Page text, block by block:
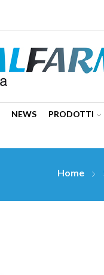
NEWS PRODOTTI
Home